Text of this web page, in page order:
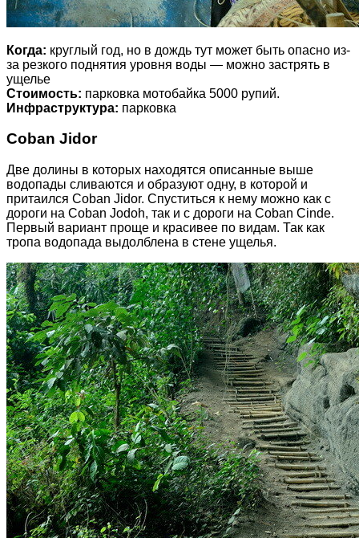
Когда: круглый год, но в дождь тут может быть опасно из-
за резкого поднятия уровня воды — можно застрять в
ущелье
Стоимость: парковка мотобайка 5000 рупий.
Инфраструктура: парковка
Coban Jidor
Две долины в которых находятся описанные выше
водопады сливаются и образуют одну, в которой и
притаился Coban Jidor. Спуститься к нему можно как с
дороги на Coban Jodoh, так и с дороги на Coban Cinde.
Первый вариант проще и красивее по видам. Так как
тропа водопада выдолблена в стене ущелья.